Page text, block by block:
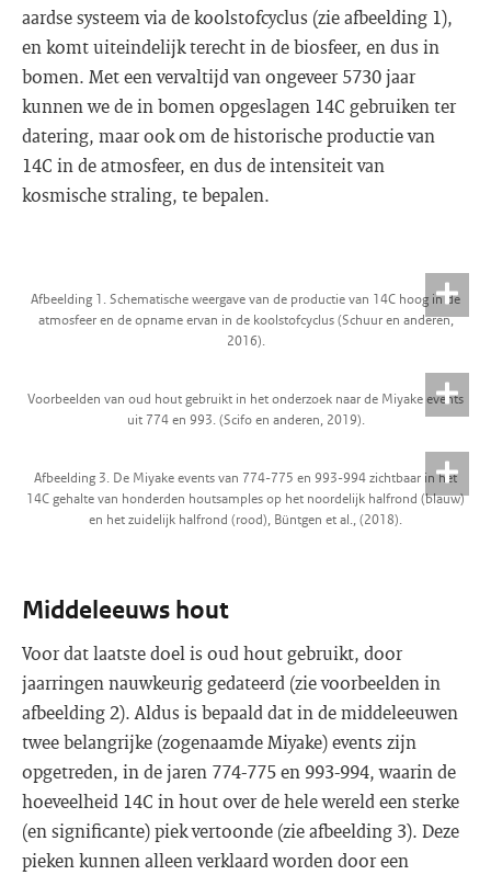
aardse systeem via de koolstofcyclus (zie afbeelding 1),
en komt uiteindelijk terecht in de biosfeer, en dus in
bomen. Met een vervaltijd van ongeveer 5730 jaar
kunnen we de in bomen opgeslagen 14C gebruiken ter
datering, maar ook om de historische productie van
14C in de atmosfeer, en dus de intensiteit van
kosmische straling, te bepalen.
Afbeelding 1. Schematische weergave van de productie van 14C hoog in de
atmosfeer en de opname ervan in de koolstofcyclus (Schuur en anderen,
2016).
Voorbeelden van oud hout gebruikt in het onderzoek naar de Miyake events
uit 774 en 993. (Scifo en anderen, 2019).
Afbeelding 3. De Miyake events van 774-775 en 993-994 zichtbaar in het
14C gehalte van honderden houtsamples op het noordelijk halfrond (blauw)
en het zuidelijk halfrond (rood), Büntgen et al., (2018).
Middeleeuws hout
Voor dat laatste doel is oud hout gebruikt, door
jaarringen nauwkeurig gedateerd (zie voorbeelden in
afbeelding 2). Aldus is bepaald dat in de middeleeuwen
twee belangrijke (zogenaamde Miyake) events zijn
opgetreden, in de jaren 774-775 en 993-994, waarin de
hoeveelheid 14C in hout over de hele wereld een sterke
(en significante) piek vertoonde (zie afbeelding 3). Deze
pieken kunnen alleen verklaard worden door een